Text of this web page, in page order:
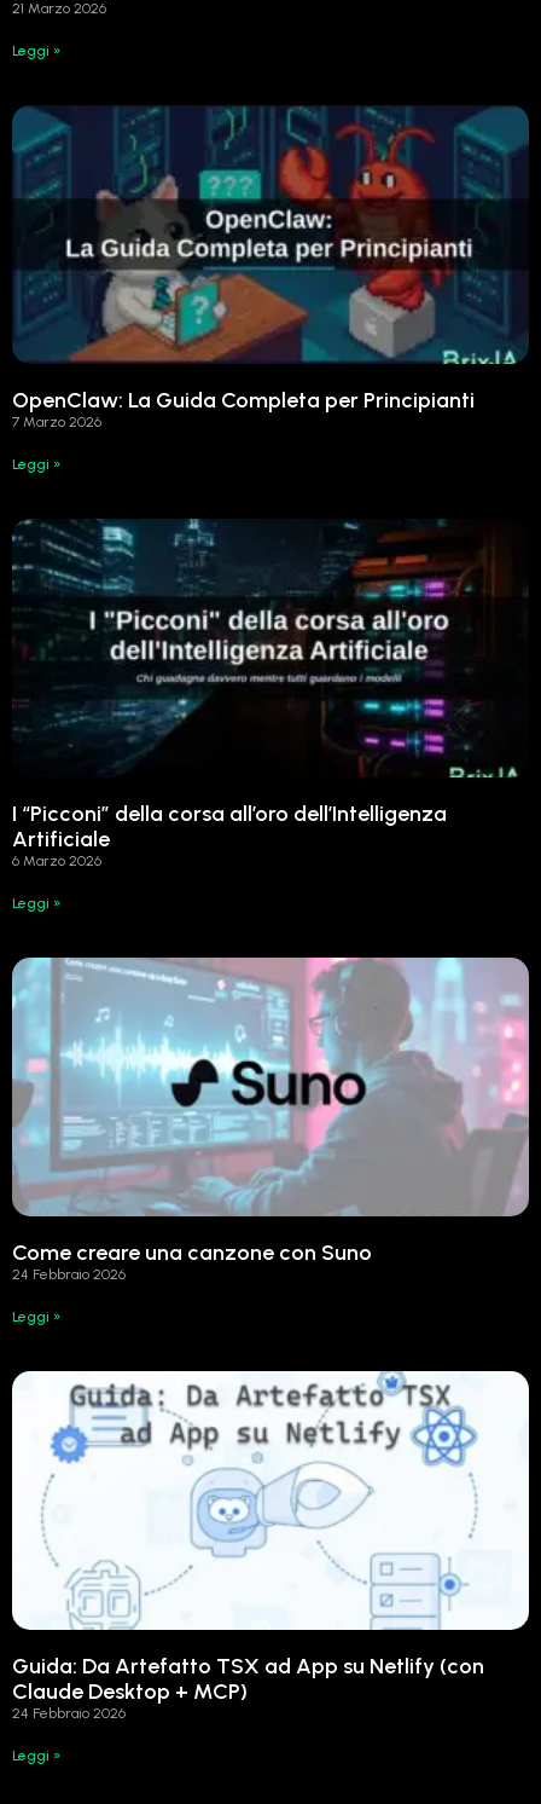
21 Marzo 2026
Leggi »
OpenClaw: La Guida Completa per Principianti
7 Marzo 2026
Leggi »
I “Picconi” della corsa all’oro dell’Intelligenza
Artificiale
6 Marzo 2026
Leggi »
Come creare una canzone con Suno
24 Febbraio 2026
Leggi »
Guida: Da Artefatto TSX ad App su Netlify (con
Claude Desktop + MCP)
24 Febbraio 2026
Leggi »